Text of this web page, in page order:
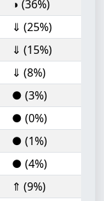
◑ (36%)
⇓ (25%)
⇓ (15%)
⇓ (8%)
● (3%)
● (0%)
● (1%)
● (4%)
⇑ (9%)